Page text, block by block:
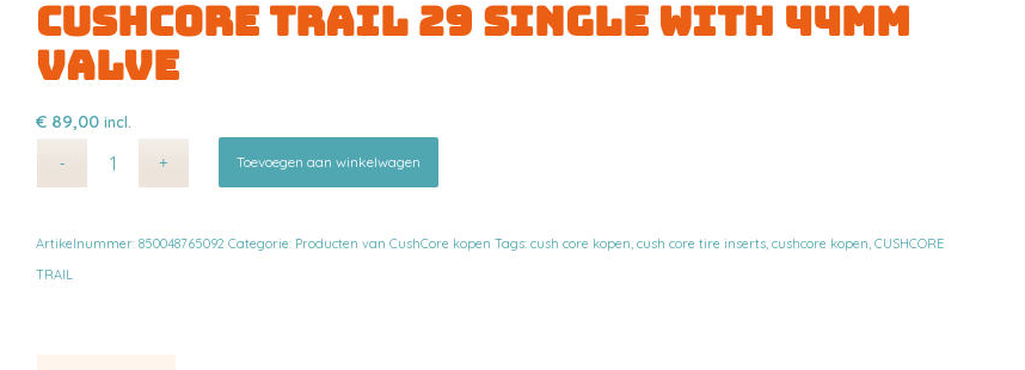
CUSHCORE TRAIL 29 SINGLE WITH 44MM
VALVE
€ 89,00 incl.
Toevoegen aan winkelwagen
Artikelnummer:850048765092 Categorie: Producten van CushCore kopen Tags:cush core kopen,cush core tire inserts,cushcore kopen,CUSHCORE
TRAIL